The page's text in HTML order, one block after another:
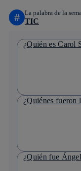
# La palabra de la
TIC
¿Quién es Carol
¿Quiénes fueron
¿Quién fue